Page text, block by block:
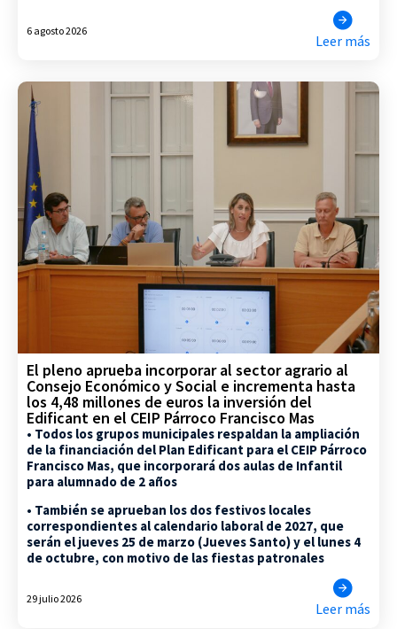
6 agosto 2026
Leer más
El pleno aprueba incorporar al sector agrario al
Consejo Económico y Social e incrementa hasta
los 4,48 millones de euros la inversión del
Edificant en el CEIP Párroco Francisco Mas
• Todos los grupos municipales respaldan la ampliación
de la financiación del Plan Edificant para el CEIP Párroco
Francisco Mas, que incorporará dos aulas de Infantil
para alumnado de 2 años
• También se aprueban los dos festivos locales
correspondientes al calendario laboral de 2027, que
serán el jueves 25 de marzo (Jueves Santo) y el lunes 4
de octubre, con motivo de las fiestas patronales
29 julio 2026
Leer más